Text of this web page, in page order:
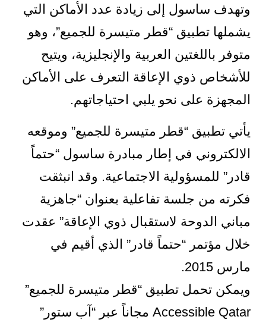
وتهدف ساسول إلى زيادة عدد الأماكن التي
يشملها تطبيق “قطر متيسرة للجميع”، وهو
متوفر باللغتين العربية والإنجليزية، ويتيح
للأشخاص ذوي الإعاقة التعرف على الأماكن
المجهزة على نحو يلبي احتياجاتهم.
يأتي تطبيق “قطر متيسرة للجميع” وموقعه
الالكتروني في إطار مبادرة ساسول “حتماً
قادر” للمسؤولية الاجتماعية. وقد انبثقت
فكرته من جلسة تفاعلية بعنوان “جاهزية
مباني الدوحة لاستقبال ذوي الإعاقة” عقدت
خلال مؤتمر “حتماً قادر” الذي أقيم في
مارس 2015.
ويمكن تحمل تطبيق “قطر متيسرة للجميع”
Accessible Qatar مجاناً عبر “آب ستور”